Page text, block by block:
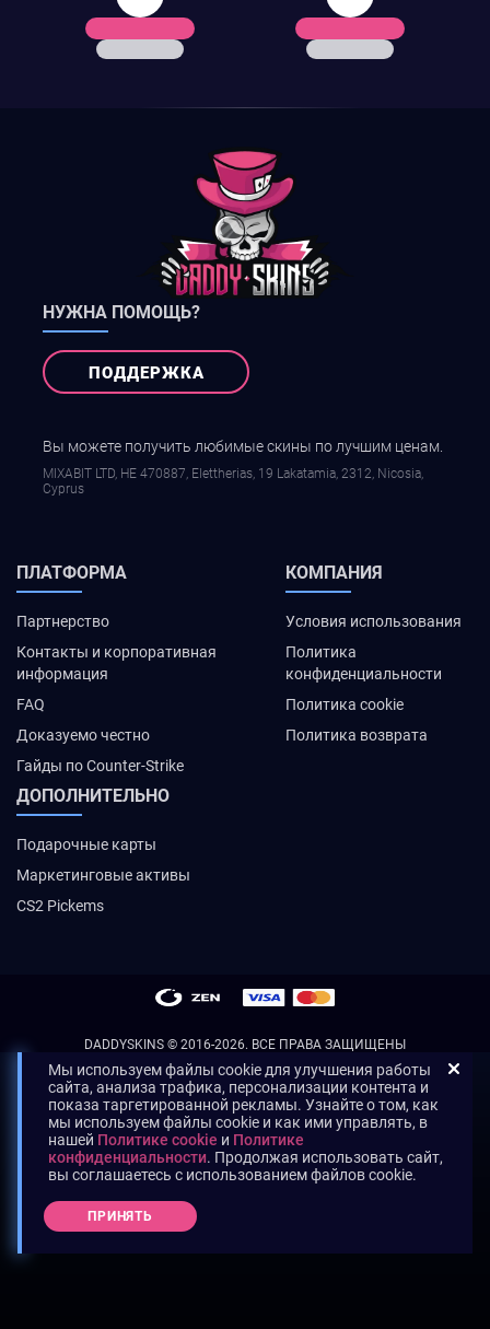
НУЖНА ПОМОЩЬ?
ПОДДЕРЖКА
Вы можете получить любимые скины по лучшим ценам.
MIXABIT LTD, ΗΕ 470887, Elettherias, 19 Lakatamia, 2312, Nicosia,
Cyprus
ПЛАТФОРМА
Партнерство
Контакты и корпоративная
информация
FAQ
Доказуемо честно
Гайды по Counter-Strike
КОМПАНИЯ
Условия использования
Политика
конфиденциальности
Политика cookie
Политика возврата
ДОПОЛНИТЕЛЬНО
Подарочные карты
Маркетинговые активы
CS2 Pickems
DADDYSKINS © 2016-2026. ВСЕ ПРАВА ЗАЩИЩЕНЫ
Мы используем файлы cookie для улучшения работы
сайта, анализа трафика, персонализации контента и
показа таргетированной рекламы. Узнайте о том, как
мы используем файлы cookie и как ими управлять, в
нашей Политике cookie и Политике
конфиденциальности. Продолжая использовать сайт,
вы соглашаетесь с использованием файлов cookie.
ПРИНЯТЬ